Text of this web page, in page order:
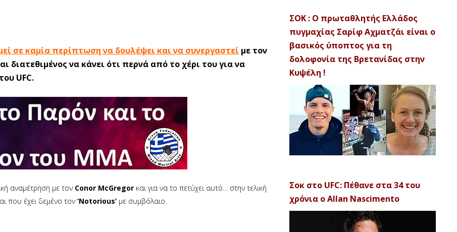
σε καμία περίπτωση να δουλέψει και να συνεργαστεί με τον
διατεθιμένος να κάνει ότι περνά από το χέρι του για να
UFC.
αναμέτρηση με τον Conor McGregor και για να το πετύχει αυτό… στην τελική
που έχει δεμένο τον ‘Notorious’ με συμβόλαιο.
ΣΟΚ : Ο πρωταθλητής Ελλάδος
πυγμαχίας Σαρίφ Αχματζάι είναι ο
βασικός ύποπτος για τη
δολοφονία της Βρετανίδας στην
Κυψέλη !
Σοκ στο UFC: Πέθανε στα 34 του
χρόνια ο Allan Nascimento